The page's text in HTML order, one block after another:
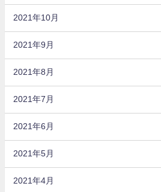
2021年10月
2021年9月
2021年8月
2021年7月
2021年6月
2021年5月
2021年4月